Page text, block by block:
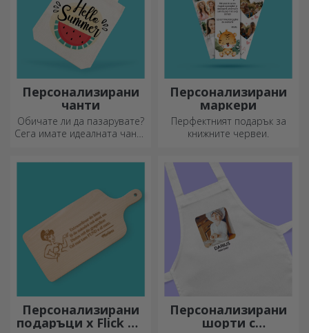
Персонализирани
кожени колани
Изберете специален акцент
за вашата визия с вашата
инициал или име!
Персонализираните колани
придават елегантност и
стил!
Персонализирани
дървени кутии за
вино
За подарък с вино изберете
дървена кутия с гравирани
специални послания.
Персонализирани
чанти
Обичате ли да пазарувате?
Сега имате идеалната чанта
за малки покупки,
просторна и много шик.
Персонализирани
маркери
Перфектният подарък за